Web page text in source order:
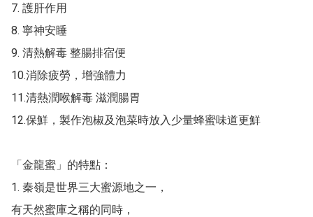
7. 護肝作用
8. 寧神安睡
9. 清熱解毒 整腸排宿便
10.消除疲勞，增強體力
11.清熱潤喉解毒 滋潤腸胃
12.保鮮，製作泡椒及泡菜時放入少量蜂蜜味道更鮮
「金龍蜜」的特點：
1. 秦嶺是世界三大蜜源地之一，
有天然蜜庫之稱的同時，